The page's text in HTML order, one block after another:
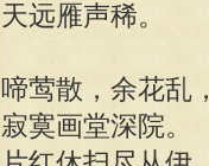
天远雁声稀。
啼莺散，余花乱，
寂寞画堂深院。